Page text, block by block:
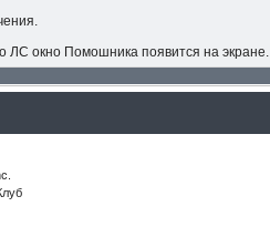
ЛС окно Помошника появится на экране.